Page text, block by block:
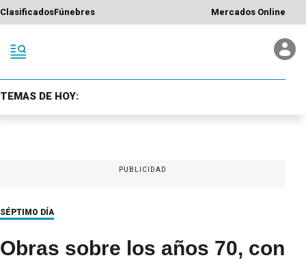
ClasificadosFúnebres Mercados Online
TEMAS DE HOY:
PUBLICIDAD
SÉPTIMO DÍA
Obras sobre los años 70, con